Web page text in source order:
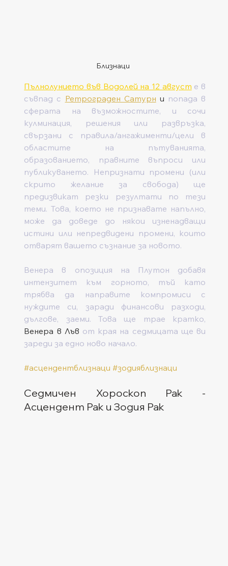
Близнаци
Пълнолунието във Водолей на 12 август е в
съвпад с Ретрограден Сатурн и попада в
сферата на възможностите, и сочи
кулминация, решения или развръзка,
свързани с правила/ангажименти/цели в
областите на пътуванията,
образованието, правните въпроси или
публикуването. Непризнати промени (или
скрито желание за свобода) ще
предизвикат резки резултати по тези
теми. Това, което не признавате напълно,
може да доведе до някои изненадващи
истини или непредвидени промени, които
отварят вашето съзнание за новото.
Венера в опозиция на Плутон добавя
интензитет към горното, тъй като
трябва да направите компромиси с
нуждите си, заради финансови разходи,
Венера в Лъв от края на седмицата ще ви
зареди за едно ново начало.
#асцендентблизнаци #зодияблизнаци
Седмичен Хороскоп Рак -
Асцендент Рак и Зодия Рак